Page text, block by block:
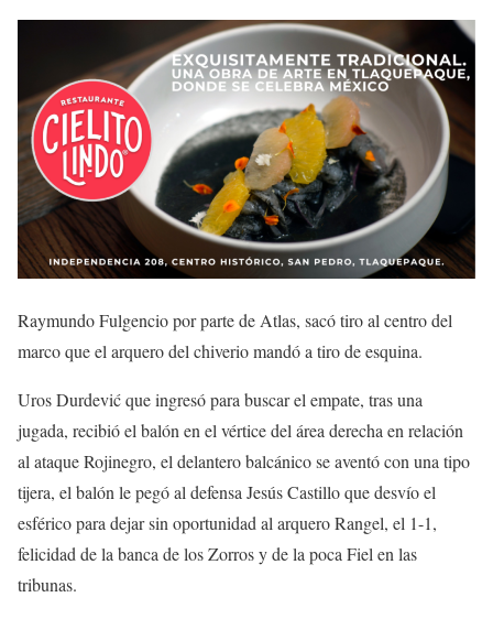
Raymundo Fulgencio por parte de Atlas, sacó tiro al centro del
marco que el arquero del chiverio mandó a tiro de esquina.
Uros Durdević que ingresó para buscar el empate, tras una
jugada, recibió el balón en el vértice del área derecha en relación
al ataque Rojinegro, el delantero balcánico se aventó con una tipo
tijera, el balón le pegó al defensa Jesús Castillo que desvío el
esférico para dejar sin oportunidad al arquero Rangel, el 1-1,
felicidad de la banca de los Zorros y de la poca Fiel en las
tribunas.